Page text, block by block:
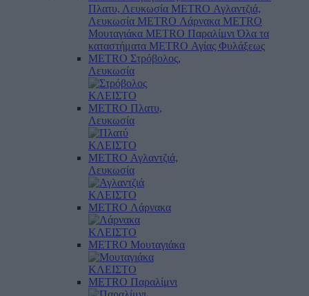
Πλατυ, Λευκωσία METRO Αγλαντζιά,
Λευκωσία METRO Λάρνακα METRO
Μουταγιάκα METRO Παραλίμνι Όλα τα
καταστήματα METRO Αγίας Φυλάξεως
METRO Στρόβολος,
Λευκωσία
ΚΛΕΙΣΤΟ
METRO Πλατυ,
Λευκωσία
ΚΛΕΙΣΤΟ
METRO Αγλαντζιά,
Λευκωσία
ΚΛΕΙΣΤΟ
METRO Λάρνακα
ΚΛΕΙΣΤΟ
METRO Μουταγιάκα
ΚΛΕΙΣΤΟ
METRO Παραλίμνι